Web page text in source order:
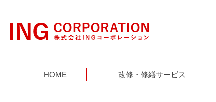
HOME 改修・修繕サービス